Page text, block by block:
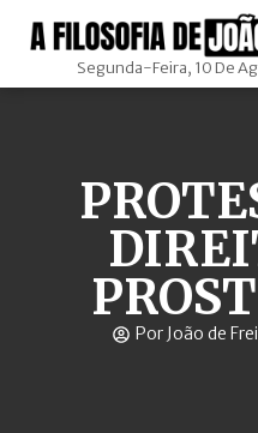
Segunda-Feira, 10 De
Por João de